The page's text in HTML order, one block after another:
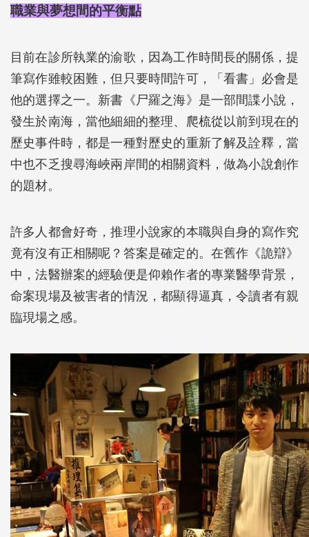
職業與夢想間的平衡點
目前在診所執業的渝歌，因為工作時間長的關係，提
筆寫作雖較困難，但只要時間許可，「看書」必會是
他的選擇之一。新書《尸羅之海》是一部間諜小說，
發生於南海，當他細細的整理、爬梳從以前到現在的
歷史事件時，都是一種對歷史的重新了解及詮釋，當
中也不乏搜尋海峽兩岸間的相關資料，做為小說創作
的題材。
許多人都會好奇，推理小說家的本職與自身的寫作究
竟有沒有正相關呢？答案是確定的。在舊作《詭辯》
中，法醫辦案的經驗便是仰賴作者的專業醫學背景，
命案現場及被害者的情況，都顯得逼真，令讀者有親
臨現場之感。